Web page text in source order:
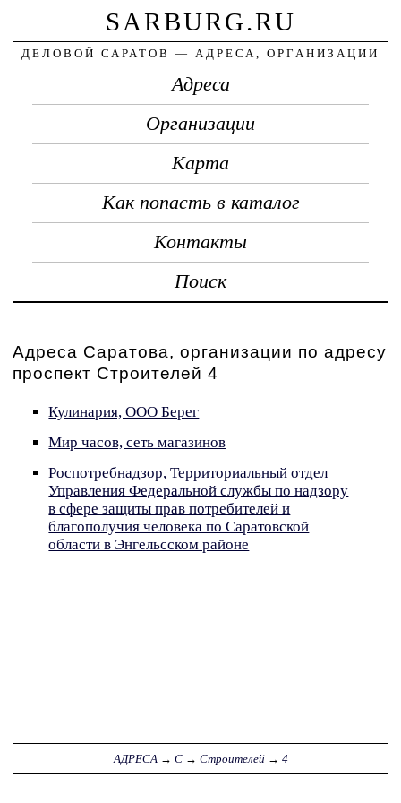
SARBURG.RU
ДЕЛОВОЙ САРАТОВ — АДРЕСА, ОРГАНИЗАЦИИ
Адреса
Организации
Карта
Как попасть в каталог
Контакты
Поиск
Адреса Саратова, организации по адресу
проспект Строителей 4
Кулинария, ООО Берег
Мир часов, сеть магазинов
Роспотребнадзор, Территориальный отдел
Управления Федеральной службы по надзору
в сфере защиты прав потребителей и
благополучия человека по Саратовской
области в Энгельсском районе
АДРЕСА → С→ Строителей→ 4